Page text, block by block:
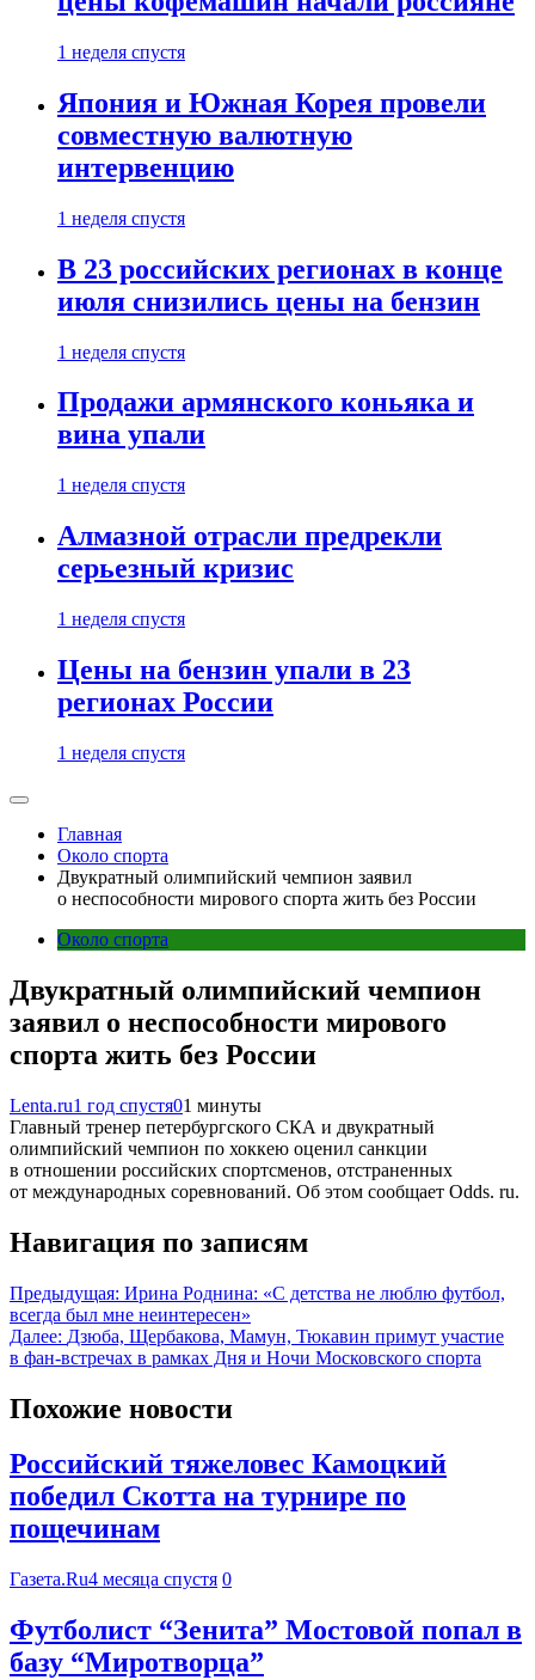
1 неделя спустя
Япония и Южная Корея провели
совместную валютную
интервенцию
1 неделя спустя
В 23 российских регионах в конце
июля снизились цены на бензин
1 неделя спустя
Продажи армянского коньяка и
вина упали
1 неделя спустя
Алмазной отрасли предрекли
серьезный кризис
1 неделя спустя
Цены на бензин упали в 23
регионах России
1 неделя спустя
Главная
Около спорта
Двукратный олимпийский чемпион заявил
о неспособности мирового спорта жить без России
Около спорта
Двукратный олимпийский чемпион
заявил о неспособности мирового
спорта жить без России
Lenta.ru1 год спустя01 минуты
Главный тренер петербургского СКА и двукратный
олимпийский чемпион по хоккею оценил санкции
в отношении российских спортсменов, отстраненных
от международных соревнований. Об этом сообщает Odds. ru.
Навигация по записям
Предыдущая: Ирина Роднина: «С детства не люблю футбол,
всегда был мне неинтересен»
Далее: Дзюба, Щербакова, Мамун, Тюкавин примут участие
в фан-встречах в рамках Дня и Ночи Московского спорта
Похожие новости
Российский тяжеловес Камоцкий
победил Скотта на турнире по
пощечинам
Газета.Ru4 месяца спустя 0
Футболист “Зенита” Мостовой попал в
базу “Миротворца”